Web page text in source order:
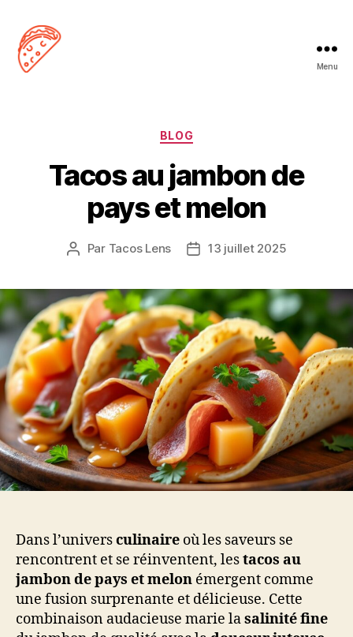
Menu
Catégories
BLOG
Tacos au jambon de
pays et melon
Auteur
Par Tacos Lens
Date13 juillet 2025
Dans l’universculinaire où les saveurs se
rencontrent et se réinventent, lestacos au
jambon de pays et melon émergent comme
une fusion surprenante et délicieuse. Cette
combinaison audacieuse marie lasalinité fine